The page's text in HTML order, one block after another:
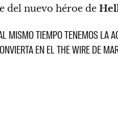
del nuevo héroe de
MISMO TIEMPO TENEMOS LA
EN EL THE WIRE DE